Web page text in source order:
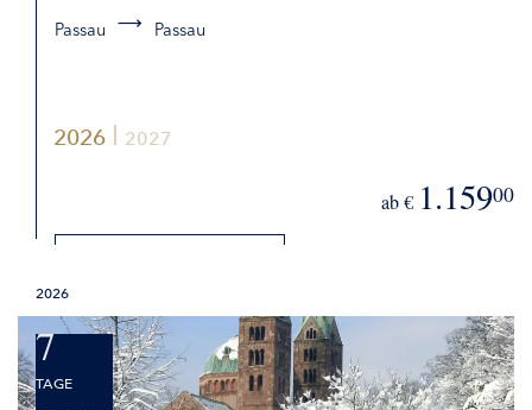
2026 2027
Passau Passau
ab € 1.15900
2026
7
TAGE